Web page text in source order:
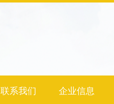
联系我们 企业信息